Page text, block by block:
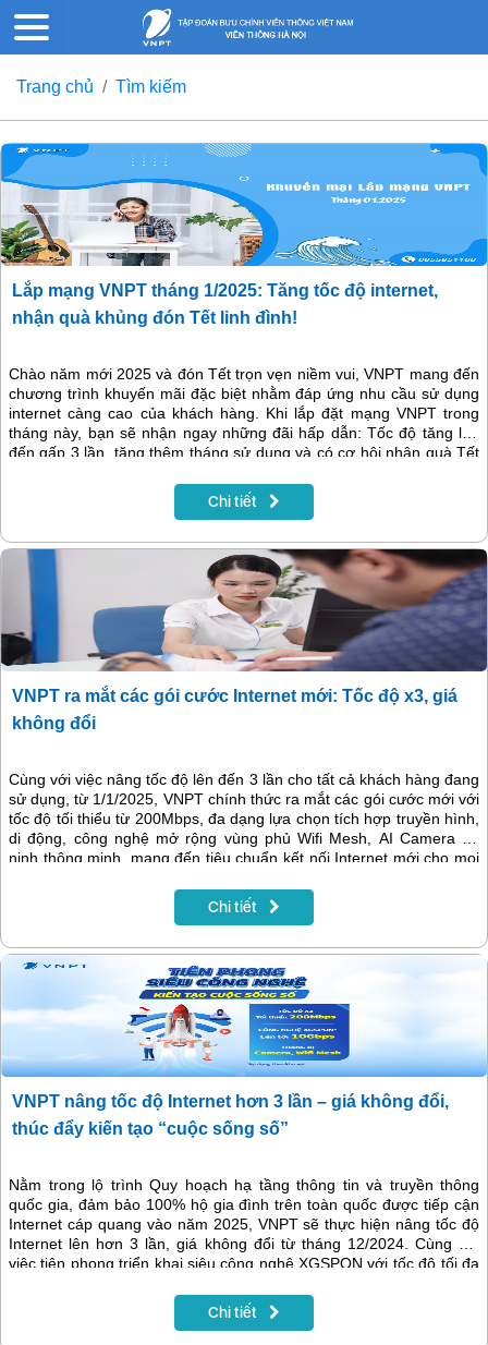
Trang chủ Tìm kiếm
Lắp mạng VNPT tháng 1/2025: Tăng tốc độ internet,
nhận quà khủng đón Tết linh đình!
Chào năm mới 2025 và đón Tết trọn vẹn niềm vui, VNPT mang đến
chương trình khuyến mãi đặc biệt nhằm đáp ứng nhu cầu sử dụng
internet càng cao của khách hàng. Khi lắp đặt mạng VNPT trong
tháng này, bạn sẽ nhận ngay những đãi hấp dẫn: Tốc độ tăng lên
đến gấp 3 lần, tặng thêm tháng sử dụng và có cơ hội nhận quà Tết
Chi tiết
VNPT ra mắt các gói cước Internet mới: Tốc độ x3, giá
không đổi
Cùng với việc nâng tốc độ lên đến 3 lần cho tất cả khách hàng đang
sử dụng, từ 1/1/2025, VNPT chính thức ra mắt các gói cước mới với
tốc độ tối thiểu từ 200Mbps, đa dạng lựa chọn tích hợp truyền hình,
di động, công nghệ mở rộng vùng phủ Wifi Mesh, AI Camera an
ninh thông minh, mang đến tiêu chuẩn kết nối Internet mới cho mọi
Chi tiết
VNPT nâng tốc độ Internet hơn 3 lần – giá không đổi,
thúc đẩy kiến tạo “cuộc sống số”
Nằm trong lộ trình Quy hoạch hạ tầng thông tin và truyền thông
quốc gia, đảm bảo 100% hộ gia đình trên toàn quốc được tiếp cận
Internet cáp quang vào năm 2025, VNPT sẽ thực hiện nâng tốc độ
Internet lên hơn 3 lần, giá không đổi từ tháng 12/2024. Cùng với
việc tiên phong triển khai siêu công nghệ XGSPON với tốc độ tối đa
Việt Nam, tạo đà thúc đẩy kiến tạo cuộc sống số, xã hội số ngày
Chi tiết